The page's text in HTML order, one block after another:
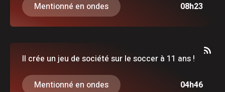
Mentionné en ondes 08h23
Il crée un jeu de société sur le soccer à 11 ans !
Mentionné en ondes 04h46